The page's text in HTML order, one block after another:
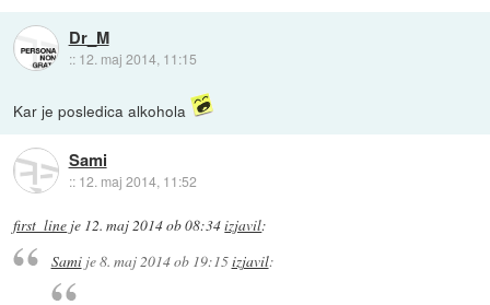
Dr_M
:: 12. maj 2014, 11:15
Kar je posledica alkohola
Sami
:: 12. maj 2014, 11:52
first_line je 12. maj 2014 ob 08:34izjavil:
Samije8. maj 2014 ob 19:15izjavil: